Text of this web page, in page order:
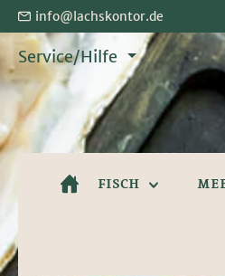
Zur Hauptnavigation
info@lachskontor.de
Service/Hilfe
FISCH